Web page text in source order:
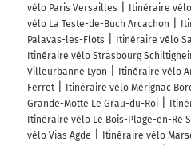
vélo Paris Versailles
Itinéraire
vélo La Teste-de-Buch Arcachon
Palavas-les-Flots
Itinéraire vélo
Itinéraire vélo Strasbourg
Villeurbanne Lyon
Itinéraire vélo
Ferret
Itinéraire vélo Mérignac
Grande-Motte Le Grau-du-Roi
Itinéraire vélo Le Bois-Plage-en-Ré
vélo Vias Agde
Itinéraire vélo